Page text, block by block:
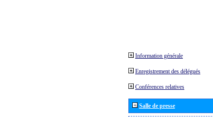
Information générale
Enregistrement des délégués
Conférences relatives
Salle de presse